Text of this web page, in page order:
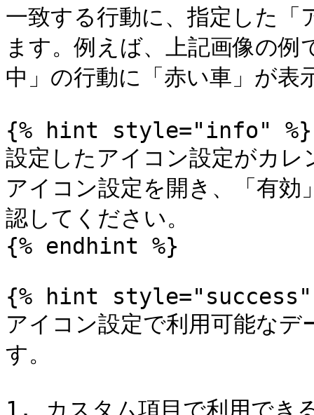
一致する行動に、指定した
ます。例えば、上記画像の例
中」の行動に「赤い車」が表
{% hint style="info" %}
設定したアイコン設定がカ
アイコン設定を開き、「有
認してください。
{% endhint %}
{% hint style="success"
アイコン設定で利用可能なデ
す。
1. カスタム項目で利用でき